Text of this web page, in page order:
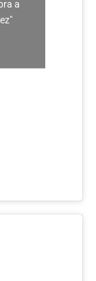
a